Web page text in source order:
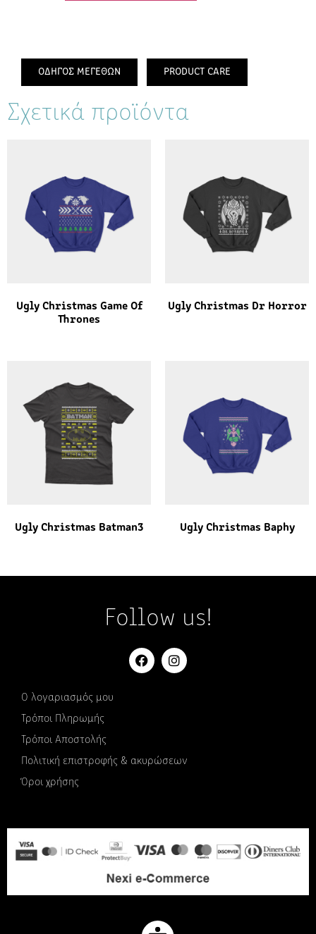
ΟΔΗΓΟΣ ΜΕΓΕΘΩΝ PRODUCT CARE
Σχετικά προϊόντα
Ugly Christmas Game Of
Thrones
Ugly Christmas Dr Horror
Ugly Christmas Batman3 Ugly Christmas Baphy
Follow us!
Ο λογαριασμός μου
Τρόποι Πληρωμής
Τρόποι Αποστολής
Πολιτική επιστροφής & ακυρώσεων
Όροι χρήσης